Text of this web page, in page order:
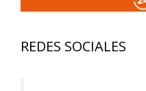
REDES SOCIALES